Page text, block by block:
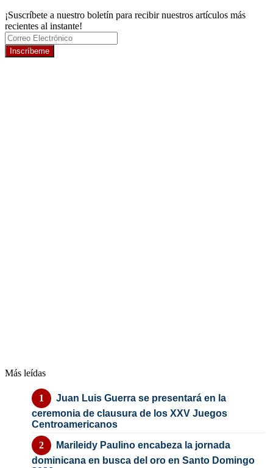
¡Suscríbete a nuestro boletín para recibir nuestros artículos más
recientes al instante!
Inscríbeme
Más leídas
Juan Luis Guerra se presentará en la
ceremonia de clausura de los XXV Juegos
Centroamericanos
Marileidy Paulino encabeza la jornada
dominicana en busca del oro en Santo Domingo